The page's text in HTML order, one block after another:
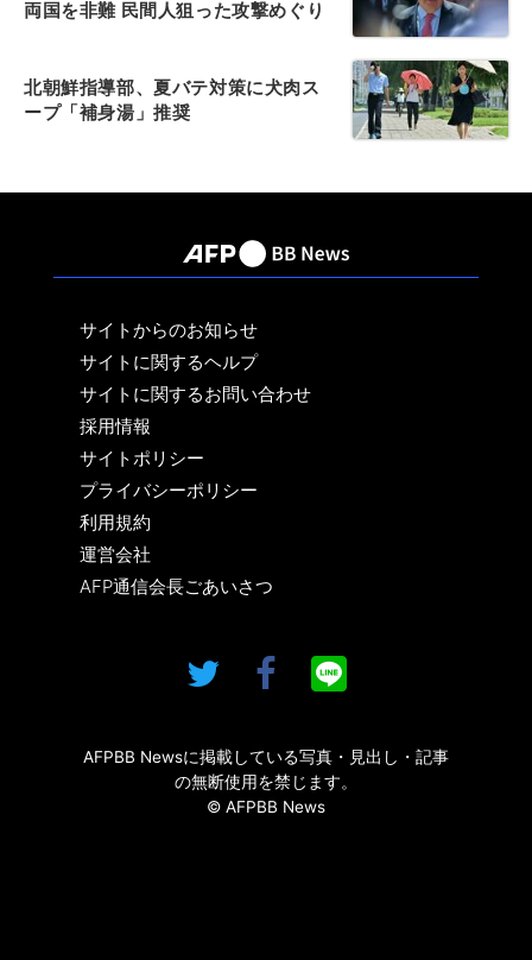
両国を非難 民間人狙った攻撃めぐり
北朝鮮指導部、夏バテ対策に犬肉ス
ープ「補身湯」推奨
サイトからのお知らせ
サイトに関するヘルプ
サイトに関するお問い合わせ
採用情報
サイトポリシー
プライバシーポリシー
利用規約
運営会社
AFP通信会長ごあいさつ
AFPBB Newsに掲載している写真・見出し・記事
の無断使用を禁じます。
© AFPBB News